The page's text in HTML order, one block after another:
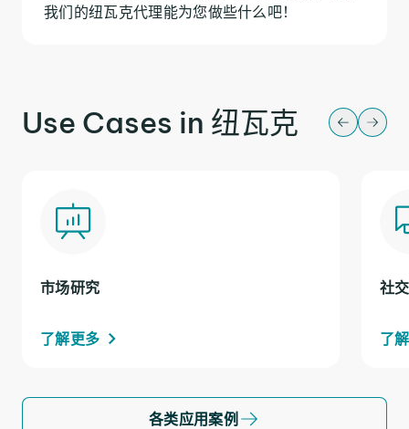
我们的纽瓦克代理能为您做些什么吧！
Use Cases in 纽瓦克
市场研究
了解更多
社
了
各类应用案例